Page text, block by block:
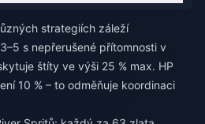
strategiích záleží
s nepřerušené přítomnosti v
štíty ve výši 25 % max. HP
10 % – to odměňuje koordinaci